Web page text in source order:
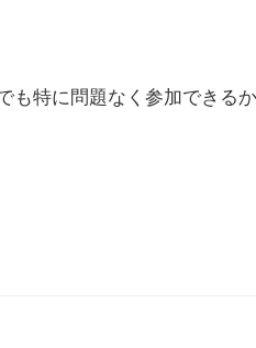
も特に問題なく参加できるか